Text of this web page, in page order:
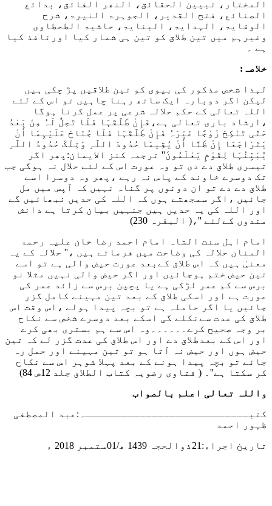
المختار، تبیین الحقائق، النھر الفائق، بدائع
الصنائع، فتح القدیر، الجوہرۃ النیرۃ، شرح
الوقایۃ، الہدایۃ، البنایۃ، حاشیۃ الطحطاوی
وغیرہم میں تین طلاق کو تین ہی شمار کیا اورنافذ کیا
ہے ۔
خلاصہ:
لہذا شخص مذکور کی بیوی کو تین طلاقیں پڑ چکی ہیں
لیکن اگر دوبارہ ایک ساتھ رہنا چاہیں تو اس کے لئے
اللہ تعالی کے حکم حلالہ شرعی پر عمل کرنا ہوگا
،ارشاد باری تعالی ہے، فَإِنْ طَلَّقَہَا فَلَا تَحِلُّ لَہُ مِنْ بَعْدُ
حَتَّی تَنْکِحَ زَوْجًا غَیْرَہُ فَإِنْ طَلَّقَہَا فَلَا جُنَاحَ عَلَیْہِمَا أَنْ
یَتَرَاجَعَا إِنْ ظَنَّا أَنْ یُقِیمَا حُدُودَ اللَّہِ وَتِلْکَ حُدُودُ اللَّہِ
یُبَیِّنُہَا لِقَوْمٍ یَعْلَمُونَ'' ترجمہ کنز الایمان:پھر اگر
تیسری طلاق دے دی تو وہ عورت اس کے لئے حلال نہ ہوگی جب
تک دوسرے خاوند کے پاس نہ رہے ،پھر وہ دوسرا اسے
طلاق دے دے تو ان دونوں پر گناہ نہیں کہ آپس میں مل
جائیں ،اگر سمجھتے ہوں کہ اللہ کی حدیں نبھائیں گے
اور اللہ کی یہ حدیں ہیں جنہیں بیان کرتا ہے دانش
مندوں کےلئے ''،( البقرہ 230)
امام اہل سنت الشاہ امام احمد رضا خان علیہ رحمۃ
المنان حلالہ کی وضاحت میں فرماتے ہیں ،'' حلالہ کے یہ
معنیٰ ہیں کہ اس طلاق کےبعد عورت حیض والی ہے تو اسے
تین حیض ختم ہوجائیں اور اگر حیض والی نہیں مثلا نو
برس سے کم عمر لڑکی ہے یا پچپن برس سے زائد عمر کی
عورت ہے اور اسکی طلاق کے بعد تین مہینے کامل گزر
جائیں یا اگر حاملہ ہے تو بچہ پیدا ہولے ،اس وقت اس
طلاق کی عدت سےنکلے گی اسکے بعد دوسرے شخص سے نکاح
بر وجہ صحیح کرے۔۔۔۔۔۔وہ اس سے ہم بستری بھی کرے
اور اس کے بعدطلاق دے اور اس طلاق کی عدت گزر لے کہ تین
حیض ہوں اور حیض نہ آتا ہو تو تین مہینے اور حمل رہ
جائے تو بچہ پیدا ہونے کے بعد پہلا شوہر اس سے نکاح
کر سکتا ہے''۔ ( فتاوی رضویہ کتاب الطلاق جلد 12ص 84)
واللہ تعالی اعلم بالصواب
کتبـــــــــــــــــــــــــــہ:عبد المصطفی
ظہور احمد
تاریخ اجراء:21ذوالحجہ 1439 ھ/01ستمبر 2018 ء